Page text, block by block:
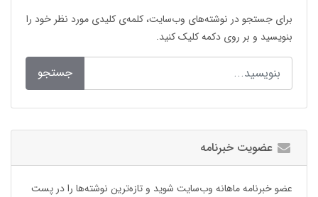
برای جستجو در نوشته‌های وب‌سایت، کلمه‌ی کلیدی مورد نظر خود را
بنویسید و بر روی دکمه کلیک کنید.
جستجو
عضویت خبرنامه
عضو خبرنامه ماهانه وب‌سایت شوید و تازه‌ترین نوشته‌ها را در پست